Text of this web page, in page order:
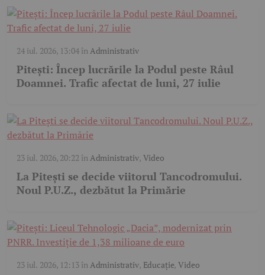
24 iul. 2026, 13:04în Administrativ
Pitești: Încep lucrările la Podul peste Râul
Doamnei. Trafic afectat de luni, 27 iulie
23 iul. 2026, 20:22 în Administrativ, Video
La Pitești se decide viitorul Tancodromului.
Noul P.U.Z., dezbătut la Primărie
23 iul. 2026, 12:13în Administrativ, Educație,Video